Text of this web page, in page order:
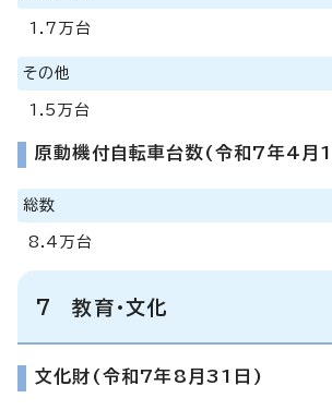
1.7万台
その他
1.5万台
原動機付自転車台数(令和7年4月
総数
8.4万台
7 教育・文化
文化財(令和7年8月31日)